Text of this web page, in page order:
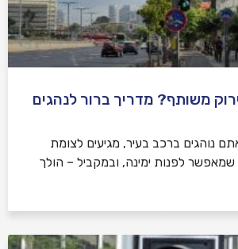
משותף? מדריך ברור לנהגים
נוהגים ברכב בעיר, מגיעים לצומת
שמאפשר לפנות ימינה, ובמקביל – הולך